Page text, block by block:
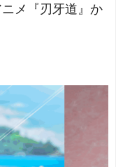
メ『刃牙道』か